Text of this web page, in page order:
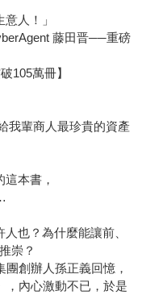
人！」
藤田晋──重磅
105萬冊】
我輩商人最珍貴的資產
本書，
也？為什麼能讓前、
崇？
創辦人孫正義回憶，
，內心激動不已，於是